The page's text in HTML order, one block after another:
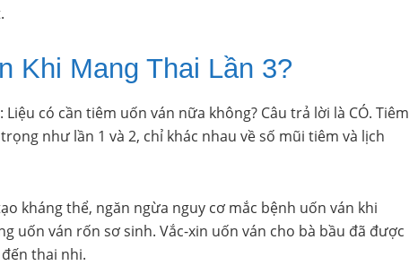
Khi Mang Thai Lần 3?
có cần tiêm uốn ván nữa không? Câu trả lời là CÓ. Tiêm
như lần 1 và 2, chỉ khác nhau về số mũi tiêm và lịch
kháng thể, ngăn ngừa nguy cơ mắc bệnh uốn ván khi
uốn ván rốn sơ sinh. Vắc-xin uốn ván cho bà bầu đã được
thai nhi.